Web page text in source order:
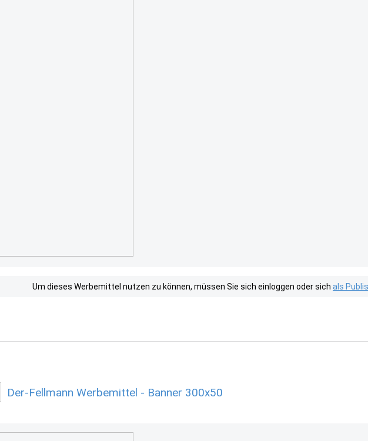
Um dieses Werbemittel nutzen zu können, müssen Sie sich einloggen oder sich als
Der-Fellmann Werbemittel - Banner 300x50